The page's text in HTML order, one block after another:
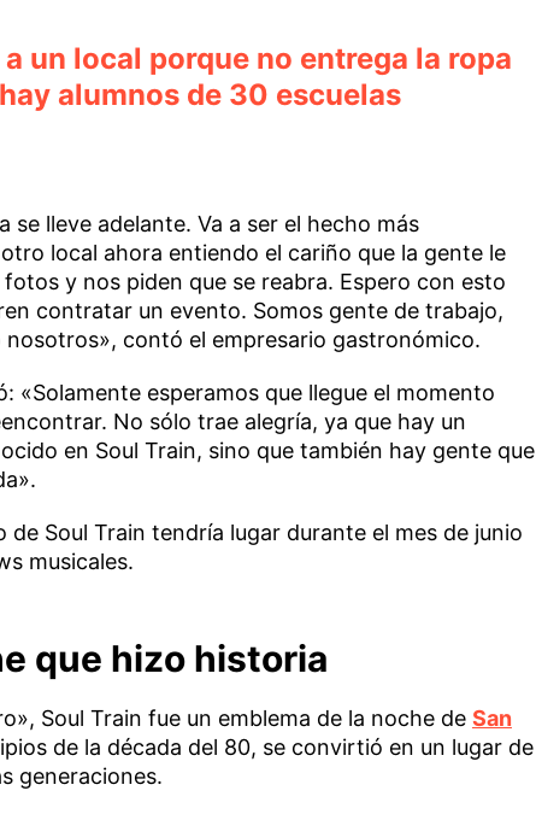
un local porque no entrega la ropa
alumnos de 30 escuelas
se lleve adelante. Va a ser el hecho más
local ahora entiendo el cariño que la gente le
y nos piden que se reabra. Espero con esto
contratar un evento. Somos gente de trabajo,
contó el empresario gastronómico.
«Solamente esperamos que llegue el momento
No sólo trae alegría, ya que hay un
en Soul Train, sino que también hay gente que
de Soul Train tendría lugar durante el mes de junio
musicales.
que hizo historia
Soul Train fue un emblema de la noche de San
de la década del 80, se convirtió en un lugar de
generaciones.